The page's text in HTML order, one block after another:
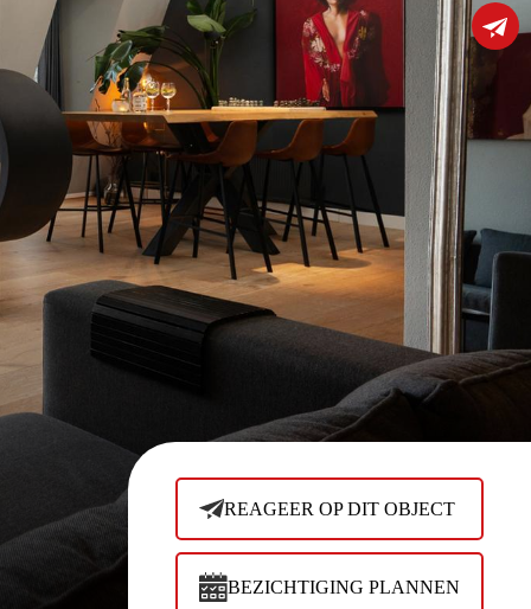
REAGEER OP DIT OBJECT
BEZICHTIGING PLANNEN